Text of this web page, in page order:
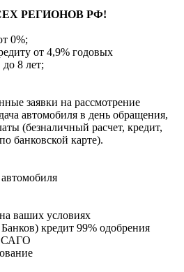
РЕГИОНОВ РФ!
0%;
от 4,9% годовых
8 лет;
заявки на рассмотрение
автомобиля в день обращения,
(безналичный расчет, кредит,
банковской карте).
ваших условиях
кредит 99% одобрения